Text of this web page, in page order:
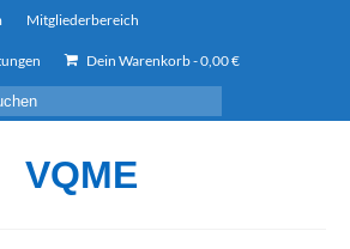
Mitgliederbereich
Dein Warenkorb-0,00€
VQME